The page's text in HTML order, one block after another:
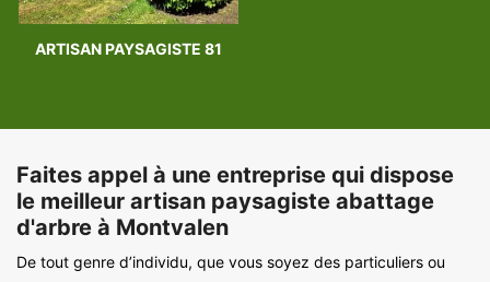
ARTISAN PAYSAGISTE 81
Faites appel à une entreprise qui dispose
le meilleur artisan paysagiste abattage
d'arbre à Montvalen
De tout genre d’individu, que vous soyez des particuliers ou